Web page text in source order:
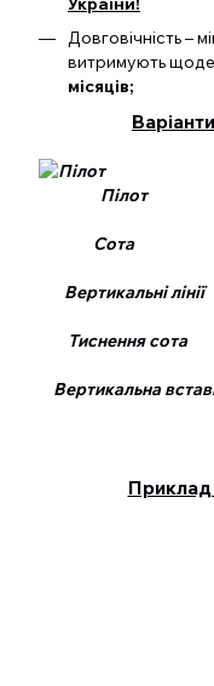
Довговічність –
витримують
місяців;
Пілот
Сота
Вертикальні
Тиснення
Вертикальна
Приклад